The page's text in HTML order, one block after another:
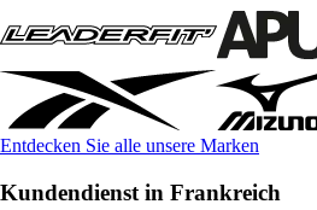
Entdecken Sie alle unsere Marken
Kundendienst in Frankreich